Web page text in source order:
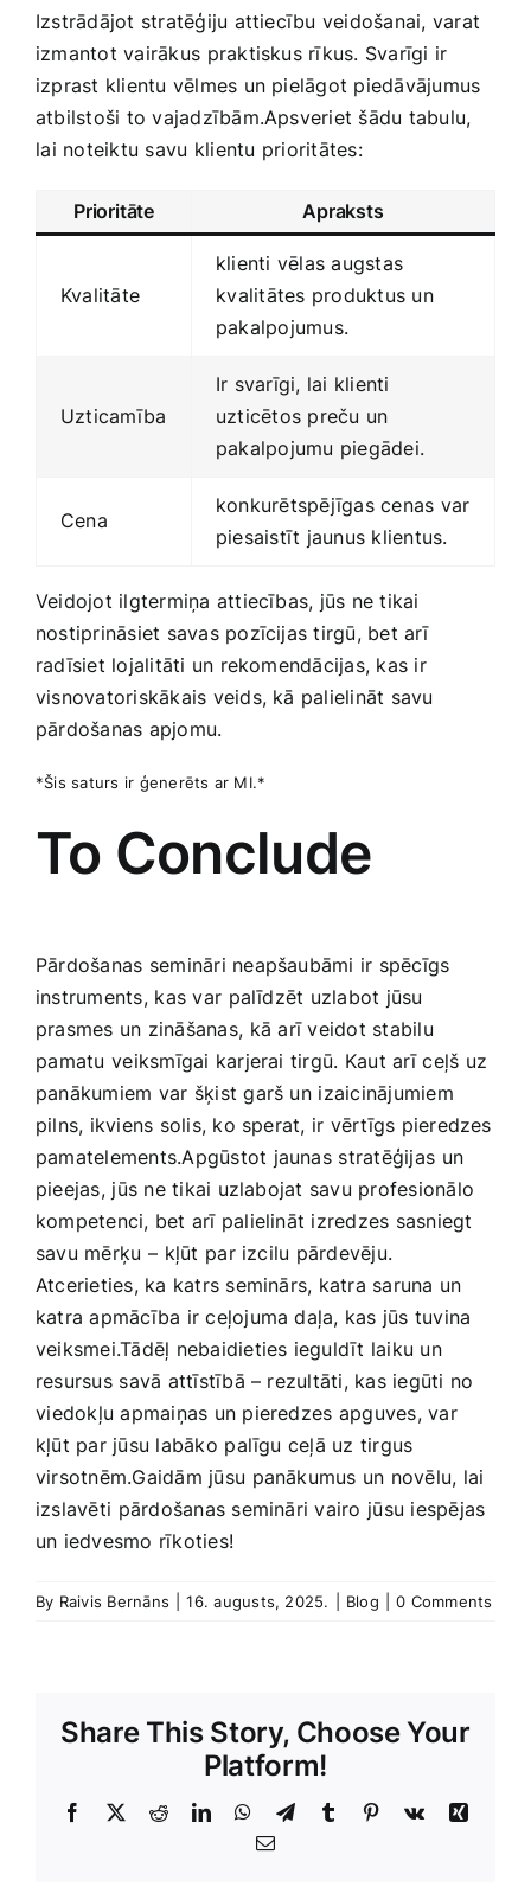
Izstrādājot stratēģiju attiecību veidošanai, varat
izmantot‍ vairākus⁢ praktiskus rīkus. Svarīgi ir
izprast ‌klientu vēlmes un pielāgot piedāvājumus
atbilstoši to vajadzībām.Apsveriet šādu tabulu,
⁣lai noteiktu​ savu⁣ klientu ⁣prioritātes:
Prioritāte Apraksts
Kvalitāte
klienti vēlas ​augstas
⁢kvalitātes ‌produktus ​un
pakalpojumus.
Uzticamība
Ir svarīgi,‍ lai​ klienti
uzticētos preču‍ un
‍pakalpojumu piegādei.
Cena
konkurētspējīgas cenas var
‌piesaistīt​ jaunus klientus.
Veidojot ilgtermiņa‌ attiecības, jūs ne‌ tikai
nostiprināsiet savas‌ pozīcijas tirgū, bet arī
radīsiet ‍lojalitāti un rekomendācijas, kas ir
visnovatoriskākais veids, kā palielināt savu ​
pārdošanas apjomu.
*Šis saturs ir ģenerēts ar MI.*
To‍ Conclude
Pārdošanas⁢ semināri neapšaubāmi ir spēcīgs
instruments,⁢ kas var ⁣palīdzēt uzlabot jūsu ​
prasmes un zināšanas,⁢ kā⁢ arī veidot stabilu
⁢pamatu ⁢veiksmīgai karjerai tirgū.⁢ Kaut arī⁢ ceļš⁢ uz
panākumiem ⁣var šķist garš un ⁤izaicinājumiem
pilns, ‍ikviens solis,​ ko sperat, ir vērtīgs pieredzes
pamatelements.Apgūstot jaunas ⁣stratēģijas⁣ un
pieejas, ⁤jūs ne tikai uzlabojat savu profesionālo
kompetenci, bet arī​ palielināt izredzes sasniegt
savu mērķu⁢ –⁤ kļūt⁤ par izcilu pārdevēju.‌
Atcerieties, ka katrs seminārs, ‍katra ‌saruna un⁢
katra apmācība ir ceļojuma daļa, kas jūs tuvina
veiksmei.Tādēļ nebaidieties ieguldīt laiku un
‌resursus⁤ savā attīstībā ‌– rezultāti, kas iegūti ⁣no
⁤viedokļu apmaiņas un pieredzes⁣ apguves, var ​
kļūt par jūsu‌ labāko⁣ palīgu ceļā ‌uz tirgus
virsotnēm.Gaidām jūsu⁣ panākumus un‍ novēlu, lai‌
izslavēti ⁤pārdošanas ‌semināri vairo ⁢jūsu iespējas
un iedvesmo ‌rīkoties!
By Raivis Bernāns 16. augusts, 2025. Blog 0 Comments
Share This Story, Choose Your
Platform!
Facebook
X RedditLinkedInWhatsApp
TelegramTumblr Pinterest
Vk
Xing
E-